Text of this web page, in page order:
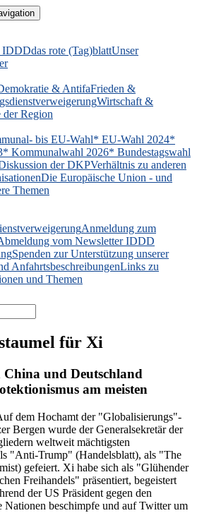
IDDDdas rote (Tag)blattUnser
& AntifaFrieden &
Wirtschaft &
der Region
bis EU-Wahl* EU-Wahl 2024*
* Kommunalwahl 2026* Bundestagswahl
der DKPVerhältnis zu anderen
Die Europäische Union - und
Themen
Anmeldung zum
vom Newsletter IDDD
Spenden zur Unterstützung unserer
AnfahrtsbeschreibungenLinks zu
und Themen
für Xi
und Deutschland
am meisten
dem Hochamt der "Globalisierungs"-
Bergen wurde der Generalsekretär der
weltweit mächtigsten
"Anti-Trump" (Handelsblatt), als "The
gefeiert. Xi habe sich als "Glühender
Freihandels" präsentiert, begeistert
der US Präsident gegen den
Nationen beschimpfe und auf Twitter um